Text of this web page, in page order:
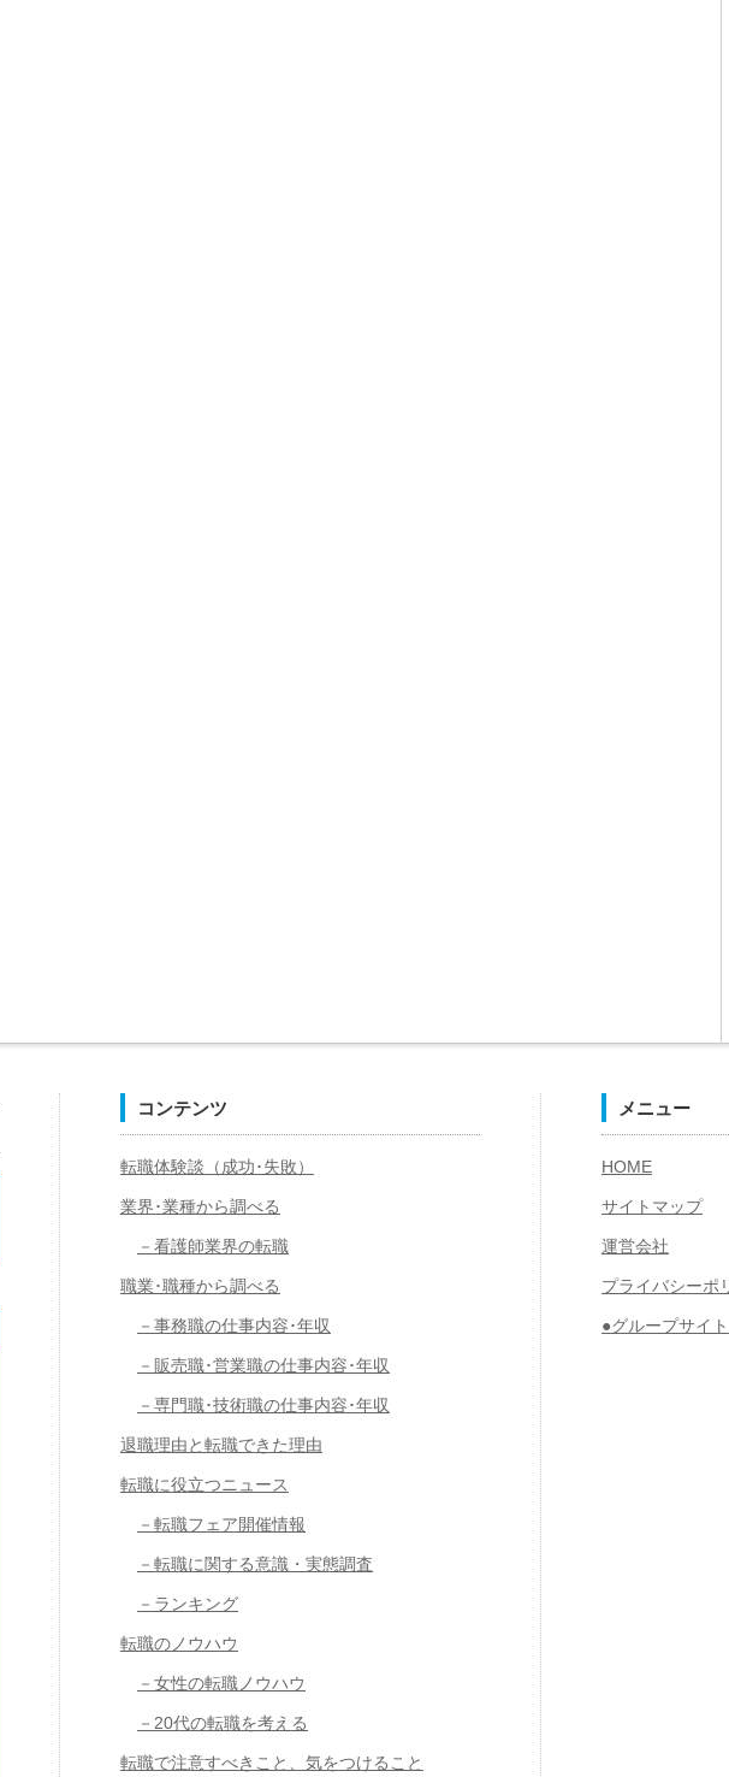
コンテンツ
転職体験談（成功･失敗）
業界･業種から調べる
－看護師業界の転職
職業･職種から調べる
－事務職の仕事内容･年収
－販売職･営業職の仕事内容･年収
－専門職･技術職の仕事内容･年収
退職理由と転職できた理由
転職に役立つニュース
－転職フェア開催情報
－転職に関する意識・実態調査
－ランキング
転職のノウハウ
－女性の転職ノウハウ
－20代の転職を考える
転職で注意すべきこと、気をつけること
メニュー
HOME
サイトマップ
運営会社
プライバシーポ
●グループサイ